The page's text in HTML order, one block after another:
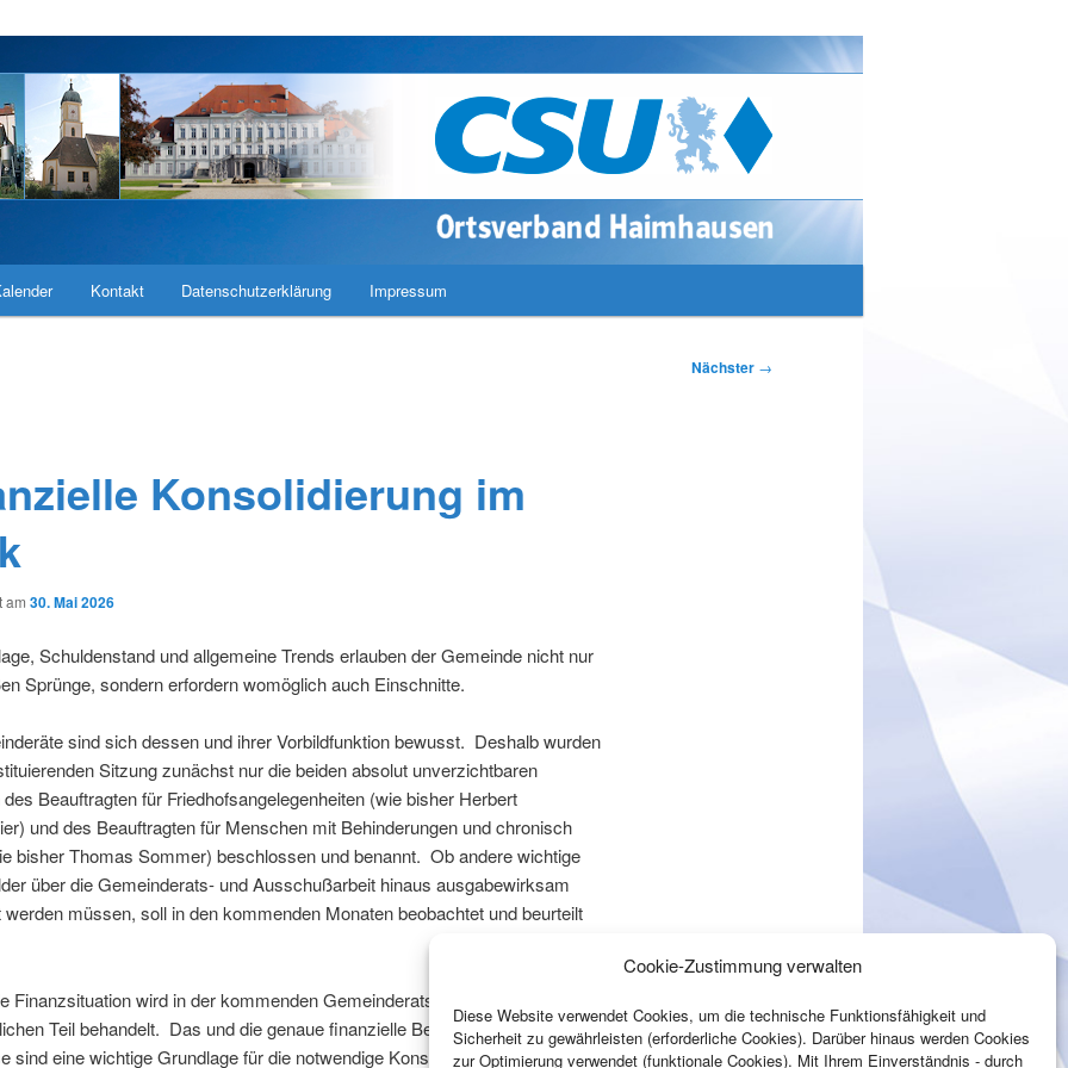
Cookie-Zustimmung verwalten
Diese Website verwendet Cookies, um die technische Funktionsfähigkeit und
Sicherheit zu gewährleisten (erforderliche Cookies). Darüber hinaus werden Cookies
zur Optimierung verwendet (funktionale Cookies). Mit Ihrem Einverständnis - durch
Haimhausen
Kontakt Datenschutzerklärung Impressum
Nächster →
Konsolidierung im
am 30. Mai 2026
Schuldenstand und allgemeine Trends erlauben der Gemeinde nicht nur
Sprünge, sondern erfordern womöglich auch Einschnitte.
sind sich dessen und ihrer Vorbildfunktion bewusst. Deshalb wurden
Sitzung zunächst nur die beiden absolut unverzichtbaren
Beauftragten für Friedhofsangelegenheiten (wie bisher Herbert
und des Beauftragten für Menschen mit Behinderungen und chronisch
bisher Thomas Sommer) beschlossen und benannt. Ob andere wichtige
über die Gemeinderats- und Ausschußarbeit hinaus ausgabewirksam
werden müssen, soll in den kommenden Monaten beobachtet und beurteilt
Finanzsituation wird in der kommenden Gemeinderatssitzung am 21. Mai im
Teil behandelt. Das und die genaue finanzielle Beurteilung aller neuen
sind eine wichtige Grundlage für die notwendige Konsolidierung, ohne die es